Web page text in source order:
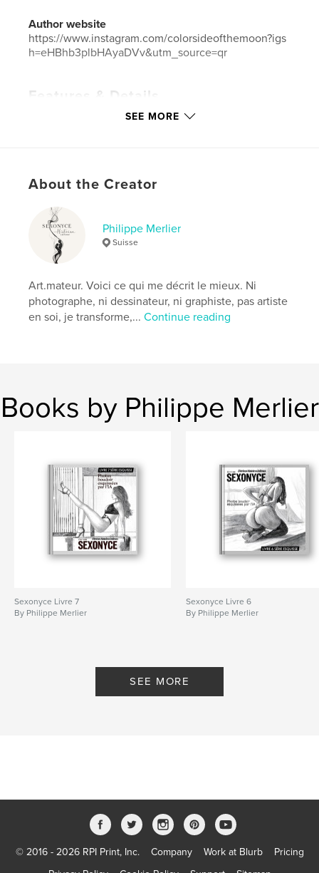
Author website
https://www.instagram.com/colorsideofthemoon?igs
h=eHBhb3plbHAyaDVv&utm_source=qr
Features & Details
Arts & Photography Books
# of Pages:
Language
Keywords
érotique
SEE MORE
About the Creator
Philippe Merlier
Suisse
Art.mateur. Voici ce qui me décrit le mieux. Ni
photographe, ni dessinateur, ni graphiste, pas artiste
en soi, je transforme,...Continue reading
Books by Philippe Merlier
Sexonyce Livre 7
By Philippe Merlier
Sexonyce Livre 6
By Philippe Merlier
SEE MORE
© 2016 - 2026 RPI Print, Inc. Company Work at Blurb
Pricing